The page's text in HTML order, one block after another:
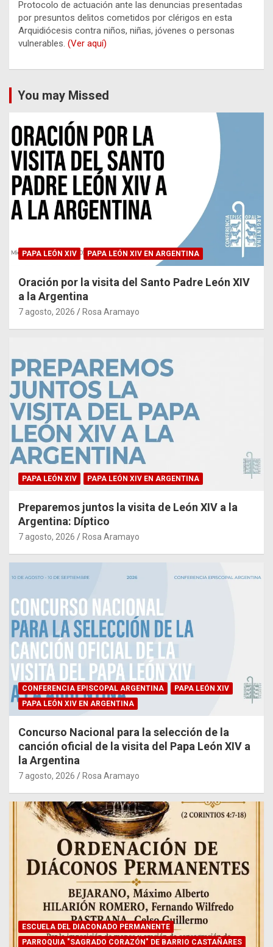
Protocolo de actuación ante las denuncias presentadas
por presuntos delitos cometidos por clérigos en esta
Arquidiócesis contra niños, niñas, jóvenes o personas
vulnerables. (Ver aquí)
You may Missed
PAPA LEÓN XIV PAPA LEÓN XIV EN ARGENTINA
Oración por la visita del Santo Padre León XIV
a la Argentina
7 agosto, 2026 Rosa Aramayo
PAPA LEÓN XIV PAPA LEÓN XIV EN ARGENTINA
Preparemos juntos la visita de León XIV a la
Argentina: Díptico
7 agosto, 2026 Rosa Aramayo
CONFERENCIA EPISCOPAL ARGENTINA
PAPA LEÓN XIV
PAPA LEÓN XIV EN ARGENTINA
Concurso Nacional para la selección de la
canción oficial de la visita del Papa León XIV a
la Argentina
7 agosto, 2026 Rosa Aramayo
ESCUELA DEL DIACONADO PERMANENTE
PARROQUIA "SAGRADO CORAZÓN" DE BARRIO CASTAÑARES